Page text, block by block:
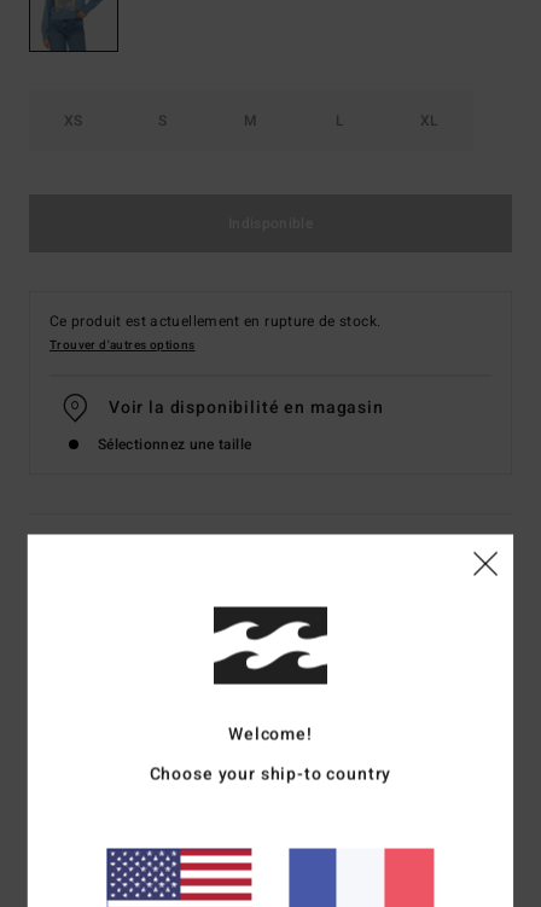
XS S M L XL
Ce produit est actuellement en rupture de stock.
Trouver d'autres options
Voir la disponibilité en magasin
Sélectionnez une taille
Code couleur
coupe regular
Manches :manches longues
Logotage :Impression graphique à l'encre douce
Welcome!
Choose your ship-to country